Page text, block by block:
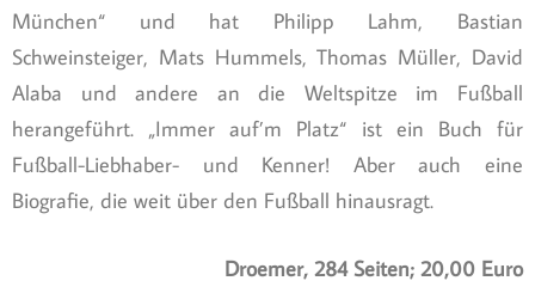
München“ und hat Philipp Lahm, Bastian
Schweinsteiger, Mats Hummels, Thomas Müller, David
Alaba und andere an die Weltspitze im Fußball
herangeführt. „Immer auf’m Platz“ ist ein Buch für
Fußball-Liebhaber- und Kenner! Aber auch eine
Biografie, die weit über den Fußball hinausragt.
Droemer, 284 Seiten; 20,00 Euro